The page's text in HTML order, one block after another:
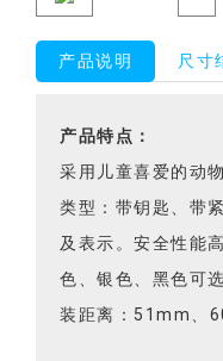
产品说明 尺寸
产品特点：
采用儿童喜爱的动